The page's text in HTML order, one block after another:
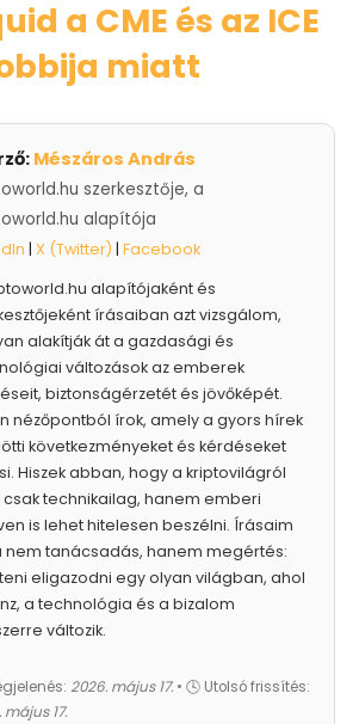
a CME és az ICE
miatt
Mészáros András
szerkesztője, a
alapítója
| X (Twitter) | Facebook
alapítójaként és
írásaiban azt vizsgálom,
alakítják át a gazdasági és
változások az emberek
biztonságérzetét és jövőképét.
nézőpontból írok, amely a gyors hírek
következményeket és kérdéseket
Hiszek abban, hogy a kriptovilágról
technikailag, hanem emberi
is lehet hitelesen beszélni. Írásaim
nem tanácsadás, hanem megértés:
eligazodni egy olyan világban, ahol
a technológia és a bizalom
változik.
2026. május 17. • 🕓 Utolsó frissítés:
május 17.